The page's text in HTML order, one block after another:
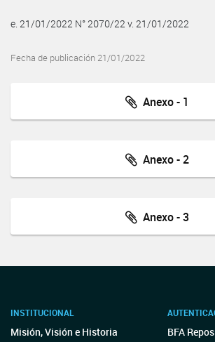
e. 21/01/2022 N° 2070/22 v. 21/01/2022
Fecha de publicación 21/01/2022
Anexo - 1
Anexo - 2
Anexo - 3
INSTITUCIONAL
Misión, Visión e Historia
BFA